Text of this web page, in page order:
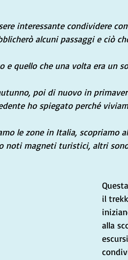
5.
interessante condividere
alcuni passaggi e ciò
e quello che una volta era un
poi di nuovo in
ho spiegato perché
le zone in Italia, scopriamo
noti magneti turistici, altri
il
alla